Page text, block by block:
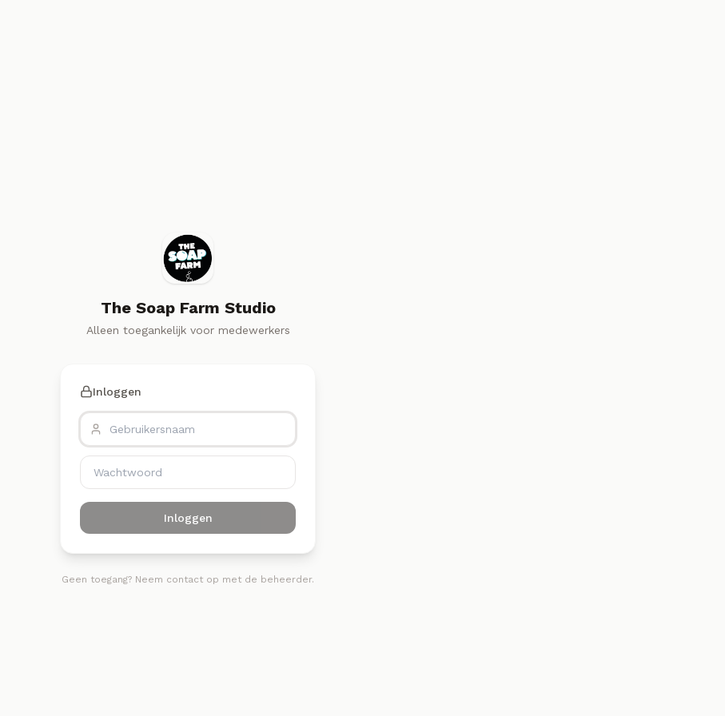
The Soap Farm Studio
Alleen toegankelijk voor medewerkers
Inloggen
Inloggen
Geen toegang? Neem contact op met de beheerder.